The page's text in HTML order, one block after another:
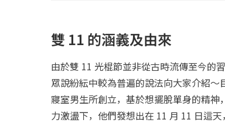
雙 11 的涵義及由來
由於雙 11 光棍節並非從古時流傳至今的
眾說紛紜中較為普遍的說法向大家介紹
寢室男生所創立，基於想擺脫單身的精
力激盪下，他們發想出在 11 月 11 日這